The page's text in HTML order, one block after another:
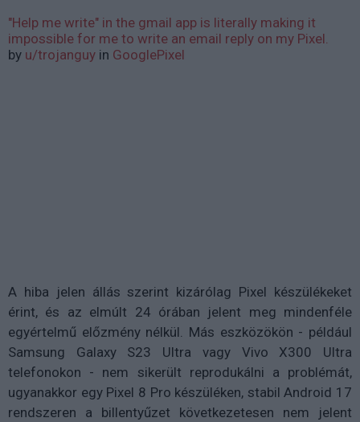
"Help me write" in the gmail app is literally making it
impossible for me to write an email reply on my Pixel.
by u/trojanguy in GooglePixel
A hiba jelen állás szerint kizárólag Pixel készülékeket
érint, és az elmúlt 24 órában jelent meg mindenféle
egyértelmű előzmény nélkül. Más eszközökön - például
Samsung Galaxy S23 Ultra vagy Vivo X300 Ultra
telefonokon - nem sikerült reprodukálni a problémát,
ugyanakkor egy Pixel 8 Pro készüléken, stabil Android 17
rendszeren a billentyűzet következetesen nem jelent